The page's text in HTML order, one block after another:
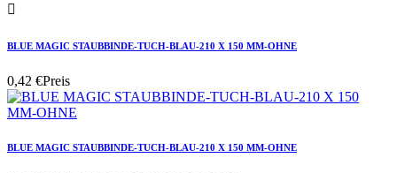

BLUE MAGIC STAUBBINDE-TUCH-BLAU-210 X 150 MM-OHNE
0,42 €Preis
BLUE MAGIC STAUBBINDE-TUCH-BLAU-210 X 150 MM-OHNE